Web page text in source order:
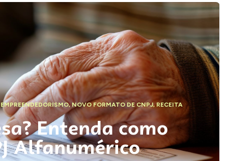
EMPREENDEDORISMO,NOVO FORMATO DE CNPJ,RECEITA
Entenda como
Alfanumérico